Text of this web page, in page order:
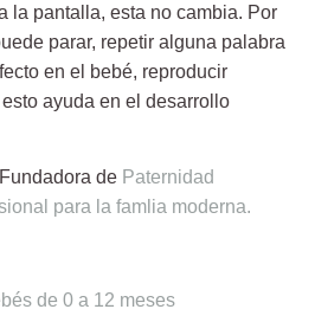
la pantalla, esta no cambia. Por
parar, repetir alguna palabra
en el bebé, reproducir
ayuda en el desarrollo
de Paternidad
para la famlia moderna.
de 0 a 12 meses